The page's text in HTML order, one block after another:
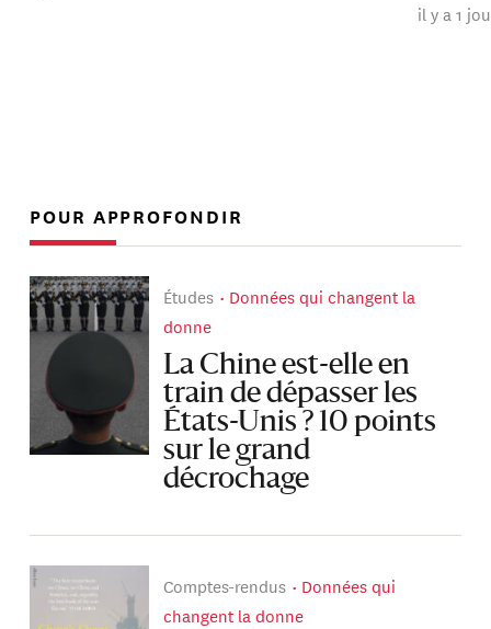
il y a 1
POUR APPROFONDIR
Études
Données qui changent la
donne
La Chine est-elle en
train de dépasser les
États-Unis ? 10 points
sur le grand
décrochage
Comptes-rendus
Données qui
changent la donne